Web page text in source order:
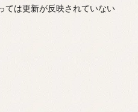
ては更新が反映されていない